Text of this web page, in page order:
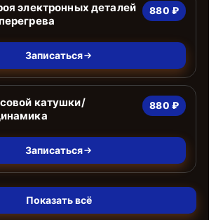
электронных деталей
880 ₽
Записаться
катушки/
880 ₽
Записаться
Показать всё